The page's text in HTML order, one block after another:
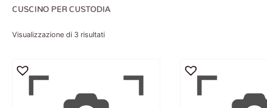
CUSCINO PER CUSTODIA
Visualizzazione di 3 risultati